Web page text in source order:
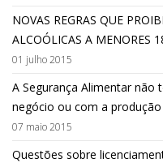
NOVAS REGRAS QUE
ALCOÓLICAS A MENORES
01 julho 2015
A Segurança Alimentar não
negócio ou com a produção
07 maio 2015
Questões sobre